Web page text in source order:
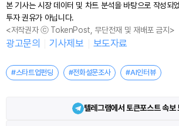
본 기사는 시장 데이터 및 차트 분석을 바탕으로 작성되
투자 권유가 아닙니다.
<저작권자 ⓒ TokenPost, 무단전재 및 재배포 금지>
광고문의 기사제보 보도자료
#스타트업펀딩 #전화설문조사 #AI인터뷰
텔레그램에서 토큰포스트 속보